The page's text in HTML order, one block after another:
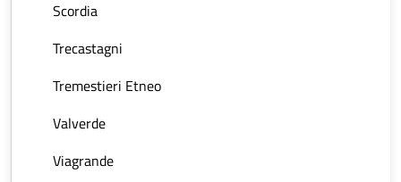
Scordia
Trecastagni
Tremestieri Etneo
Valverde
Viagrande